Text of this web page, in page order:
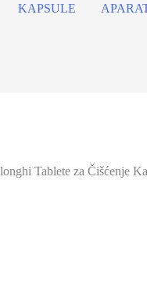
KAPSULE
Tablete za Čišćenje